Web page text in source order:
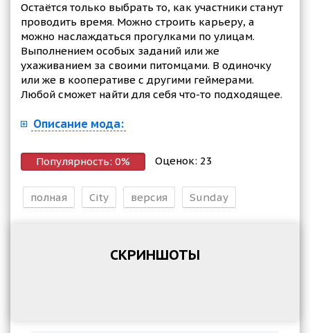
Остаётся только выбрать то, как участники станут
проводить время. Можно строить карьеру, а
можно наслаждаться прогулками по улицам.
Выполнением особых заданий или же
ухаживанием за своими питомцами. В одиночку
или же в кооперативе с другими геймерами.
Любой сможет найти для себя что-то подходящее.
Описание мода:
Популярность: 0% Оценок: 23
полная City версия Sunday
СКРИНШОТЫ